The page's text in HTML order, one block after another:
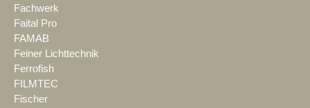
Fachwerk
Faital Pro
FAMAB
Feiner Lichttechnik
Ferrofish
FILMTEC
Fischer